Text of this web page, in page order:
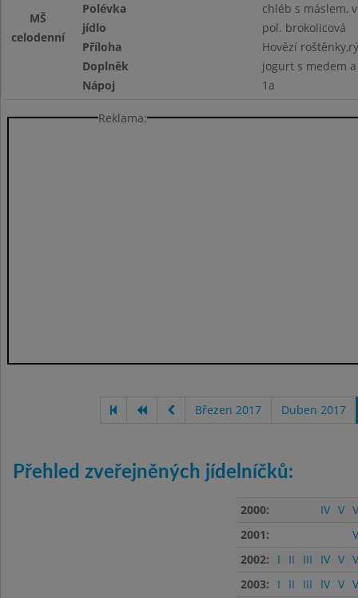
MŠ
celodenní
Polévka
chléb s máslem,
jídlo
pol. brokolicová
Příloha
Hovězí
Doplněk
jogurt s medem
Nápoj
1a
Reklama:
Březen 2017 Duben 2017
Přehled zveřejněných jídelníčků:
2000: IV V
2001:
2002:
I II III IV V
2003:
I II III IV V